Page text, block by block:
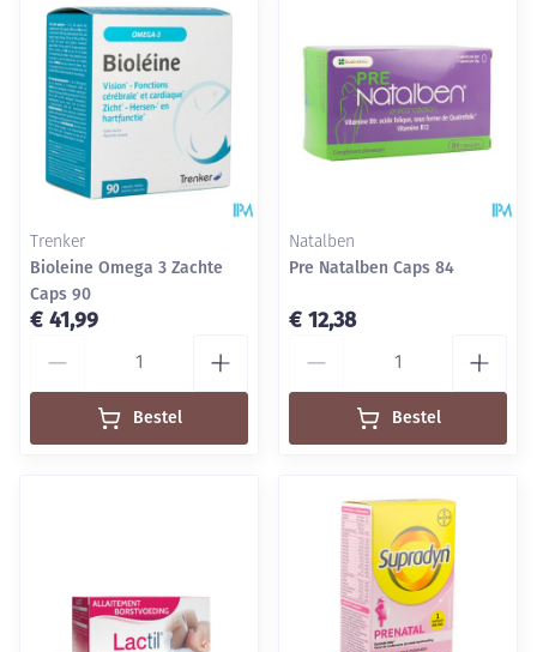
Trenker
Bioleine Omega 3 Zachte
Caps 90
€ 41,99
Bestel
Natalben
Pre Natalben Caps 84
€ 12,38
Bestel